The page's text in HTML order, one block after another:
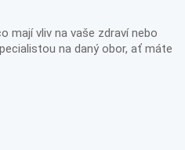
mají vliv na vaše zdraví nebo
na daný obor, ať máte